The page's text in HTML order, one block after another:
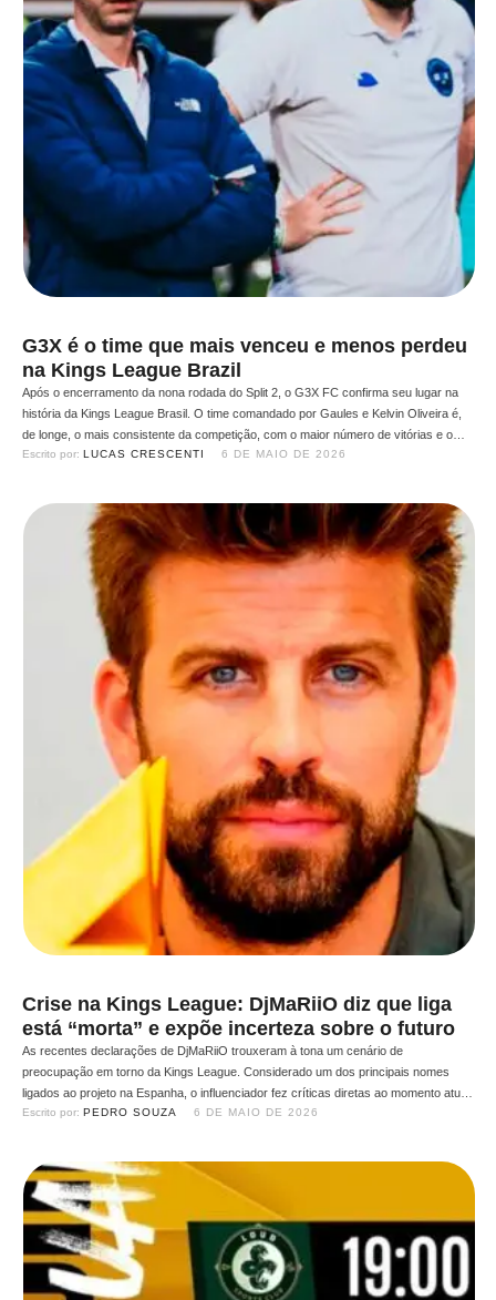
G3X é o time que mais venceu e menos perdeu
na Kings League Brazil
Após o encerramento da nona rodada do Split 2, o G3X FC confirma seu lugar na
história da Kings League Brasil. O time comandado por Gaules e Kelvin Oliveira é,
de longe, o mais consistente da competição, com o maior número de vitórias e o
menor número de derrotas somados em todas as fases regulares …
Escrito por: LUCAS CRESCENTI 6 DE MAIO DE 2026
Crise na Kings League: DjMaRiiO diz que liga
está “morta” e expõe incerteza sobre o futuro
As recentes declarações de DjMaRiiO trouxeram à tona um cenário de
preocupação em torno da Kings League. Considerado um dos principais nomes
ligados ao projeto na Espanha, o influenciador fez críticas diretas ao momento atual
da liga e levantou dúvidas sobre sua sustentabilidade. Durante uma transmissão,
Escrito por: PEDRO SOUZA 6 DE MAIO DE 2026